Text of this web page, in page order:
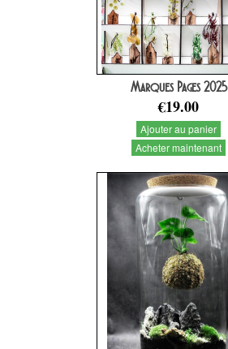
Marques Pages 2025
€19.00
Ajouter au panier
Acheter maintenant